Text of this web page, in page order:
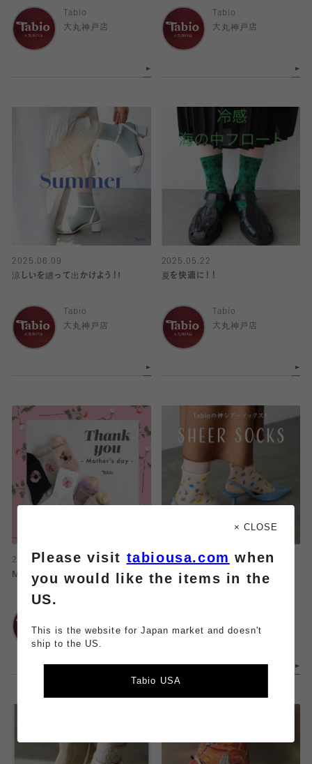
Tabio
大丸神戸店
Tabio
大丸神戸店
2025.06.09
涼しいを纏って出かけよう！!
Tabio
大丸神戸店
2025.05.22
夏を快適に！！
Tabio
大丸神戸店
2025.05.03
Mother’s Day!!!
大丸神戸店
2025.04.14
サンダルにはシアーソックス！！
大丸神戸店
× CLOSE
Please visit tabiousa.com when
you would like the items in the
US.
This is the website for Japan market and doesn't
ship to the US.
Tabio USA